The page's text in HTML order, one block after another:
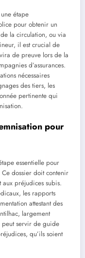
étape
pour obtenir un
la circulation, ou via
il est crucial de
de preuve lors de la
d’assurances.
nécessaires
des tiers, les
pertinente qui
pour
essentielle pour
dossier doit contenir
aux préjudices subis.
les rapports
attestant des
largement
servir de guide
qu’ils soient